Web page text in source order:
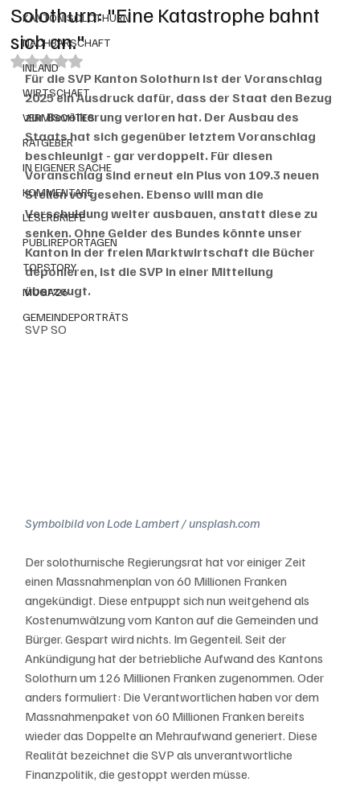
KANTON SOLOTHURN
NACHBARSCHAFT
INLAND
WIRTSCHAFT
VERMISCHTES
RATGEBER
IN EIGENER SACHE
KOMMENTARE
LESERBRIEFE
PUBLIREPORTAGEN
TOPSTORY
MUGA'26
GEMEINDEPORTRÄTS
Solothurn: "Eine Katastrophe bahnt
sich an."
Mit NaN von 5 Sternen bewertet.
Für die SVP Kanton Solothurn ist der Voranschlag
2025 ein Ausdruck dafür, dass der Staat den Bezug
zur Bevölkerung verloren hat. Der Ausbau des
Staats hat sich gegenüber letztem Voranschlag
beschleunigt - gar verdoppelt. Für diesen
Voranschlag sind erneut ein Plus von 109.3 neuen
Stellen vorgesehen. Ebenso will man die
Verschuldung weiter ausbauen, anstatt diese zu
senken. Ohne Gelder des Bundes könnte unser
Kanton in der freien Marktwirtschaft die Bücher
deponieren, ist die SVP in einer Mitteilung
überzeugt.
SVP SO
Symbolbild von Lode Lambert / unsplash.com
Der solothurnische Regierungsrat hat vor einiger Zeit
einen Massnahmenplan von 60 Millionen Franken
angekündigt. Diese entpuppt sich nun weitgehend als
Kostenumwälzung vom Kanton auf die Gemeinden und
Bürger. Gespart wird nichts. Im Gegenteil. Seit der
Ankündigung hat der betriebliche Aufwand des Kantons
Solothurn um 126 Millionen Franken zugenommen. Oder
anders formuliert: Die Verantwortlichen haben vor dem
Massnahmenpaket von 60 Millionen Franken bereits
wieder das Doppelte an Mehraufwand generiert. Diese
Realität bezeichnet die SVP als unverantwortliche
Finanzpolitik, die gestoppt werden müsse.